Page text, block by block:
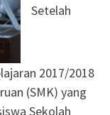
Setelah
2017/2018
(SMK) yang
Sekolah